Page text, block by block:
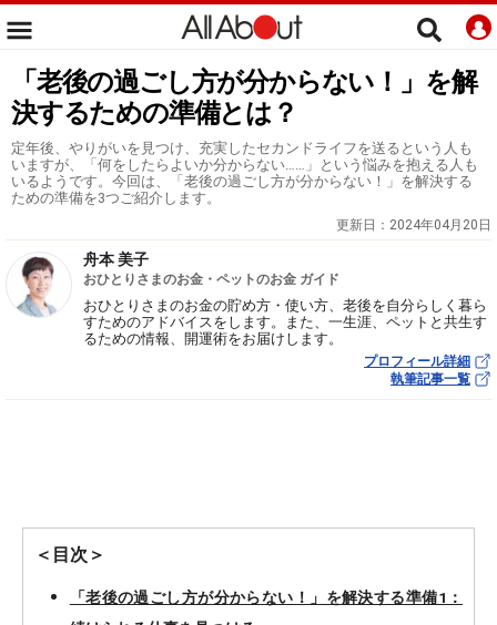
「老後の過ごし方が分からない！」を解
決するための準備とは？
定年後、やりがいを見つけ、充実したセカンドライフを送るという人も
いますが、「何をしたらよいか分からない……」という悩みを抱える人も
いるようです。今回は、「老後の過ごし方が分からない！」を解決する
ための準備を3つご紹介します。
更新日： 2024年04月20日
舟本 美子
おひとりさまのお金・ペットのお金 ガイド
おひとりさまのお金の貯め方・使い方、老後を自分らしく暮ら
すためのアドバイスをします。また、一生涯、ペットと共生す
るための情報、開運術をお届けします。
プロフィール詳細
執筆記事一覧
＜目次＞
「老後の過ごし方が分からない！」を解決する準備1：